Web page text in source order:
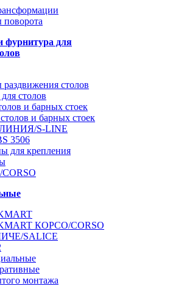
фурнитура для
столов
столов
и барных стоек
и барных стоек
ЛИНИЯ/S-LINE
3506
для крепления
КОРСО/CORSO
SALICE
монтажа